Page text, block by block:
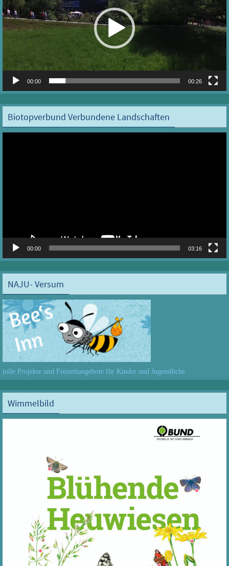
00:00 00:26
Biotopverbund Verbundene Landschaften
00:00 03:16
NAJU- Versum
tolle Projekte und Freizeitangebote für Kinder und Jugendliche
Wimmelbild